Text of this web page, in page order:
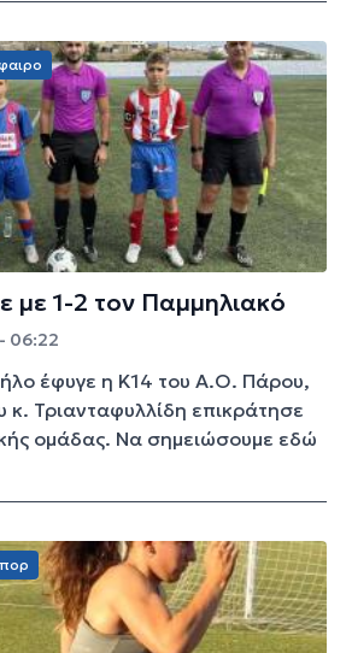
με 1-2 τον Παμμηλιακό
06:22
έφυγε η Κ14 του Α.Ο. Πάρου,
Τριανταφυλλίδη επικράτησε
ομάδας. Να σημειώσουμε εδώ